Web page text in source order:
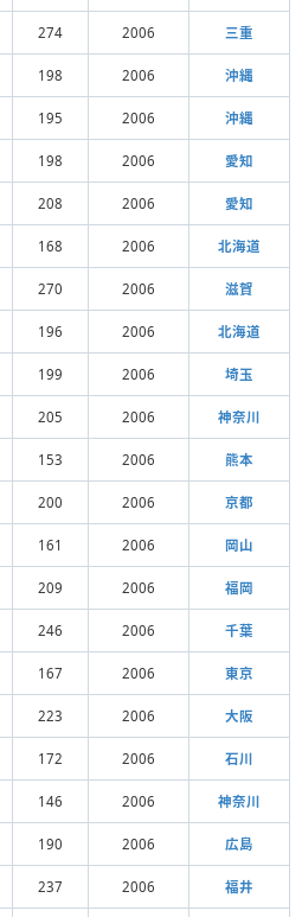
274 2006 三重
198 2006 沖縄
195 2006 沖縄
198 2006 愛知
208 2006 愛知
168 2006 北海道
270 2006 滋賀
196 2006 北海道
199 2006 埼玉
205 2006 神奈川
153 2006 熊本
200 2006 京都
161 2006 岡山
209 2006 福岡
246 2006 千葉
167 2006 東京
223 2006 大阪
172 2006 石川
146 2006 神奈川
190 2006 広島
237 2006 福井